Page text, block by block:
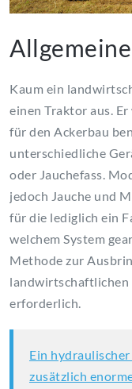
Kaum ein
einen Traktor aus.
für den Ackerbau
unterschiedliche
oder Jauchefass.
jedoch Jauche und
für die lediglich ein
welchem System
Methode zur
erforderlich.
Ein
zusätzlich